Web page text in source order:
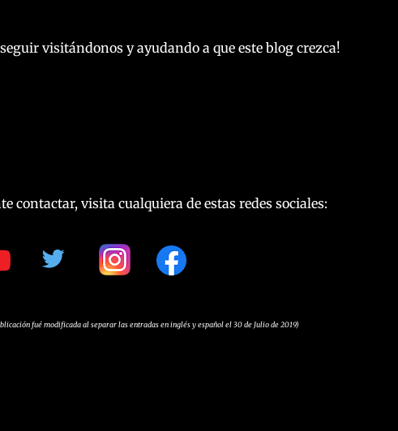
visitándonos y ayudando a que este blog crezca!
contactar, visita cualquiera de estas redes sociales:
fué modificada al separar las entradas en inglés y español el 30 de Julio de 2019)